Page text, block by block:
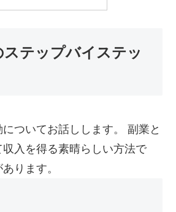
テップバイステッ
ついてお話しします。 副業と
入を得る素晴らしい方法で
ります。